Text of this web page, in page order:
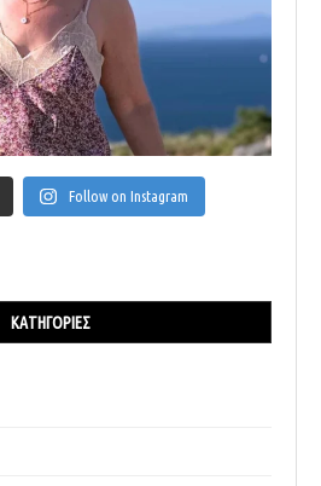
Follow on Instagram
ΚΑΤΗΓΟΡΊΕΣ